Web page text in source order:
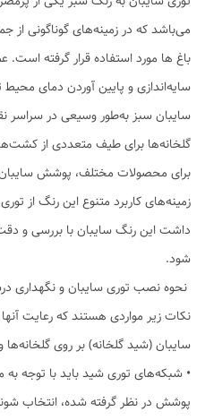
می‌باشد که در زمینه‌های گوناگونی از
باغ ها مورد استفاده قرار گرفته
سایه‌اندازی و پایین آوردن دمای
سایبان سبز به‌طور وسیعی در سراسر
گلخانه‌ها برای طیف متعددی از
برای محصولات مختلف، پوشش سایبان
زمینه‌های کاربرد متنوع این رنگ از
داشت این رنگ سایبان با بررسی و
شود.
نحوه نصب توری سایبان و نگهداری
نکات زیر مواردی هستند که رعایت
سایبان (شید گلخانه) بر روی
• شبکه‌های توری‌ شید باید با توجه
پوشش در نظر گرفته شده، انتخاب